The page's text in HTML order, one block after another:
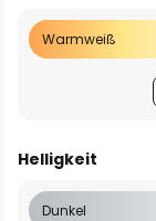
Warmweiß
Helligkeit
Dunkel